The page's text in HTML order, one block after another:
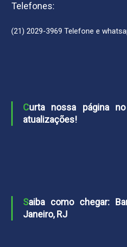
Telefones:
(21) 2029-3969 Telefone e
Curta nossa página no Facebook e receba
atualizações!
Saiba como chegar: Barra da Tijuca, Rio de
Janeiro, RJ